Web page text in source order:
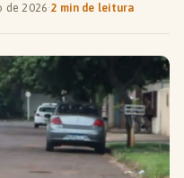
de 2026·2 min de leitura